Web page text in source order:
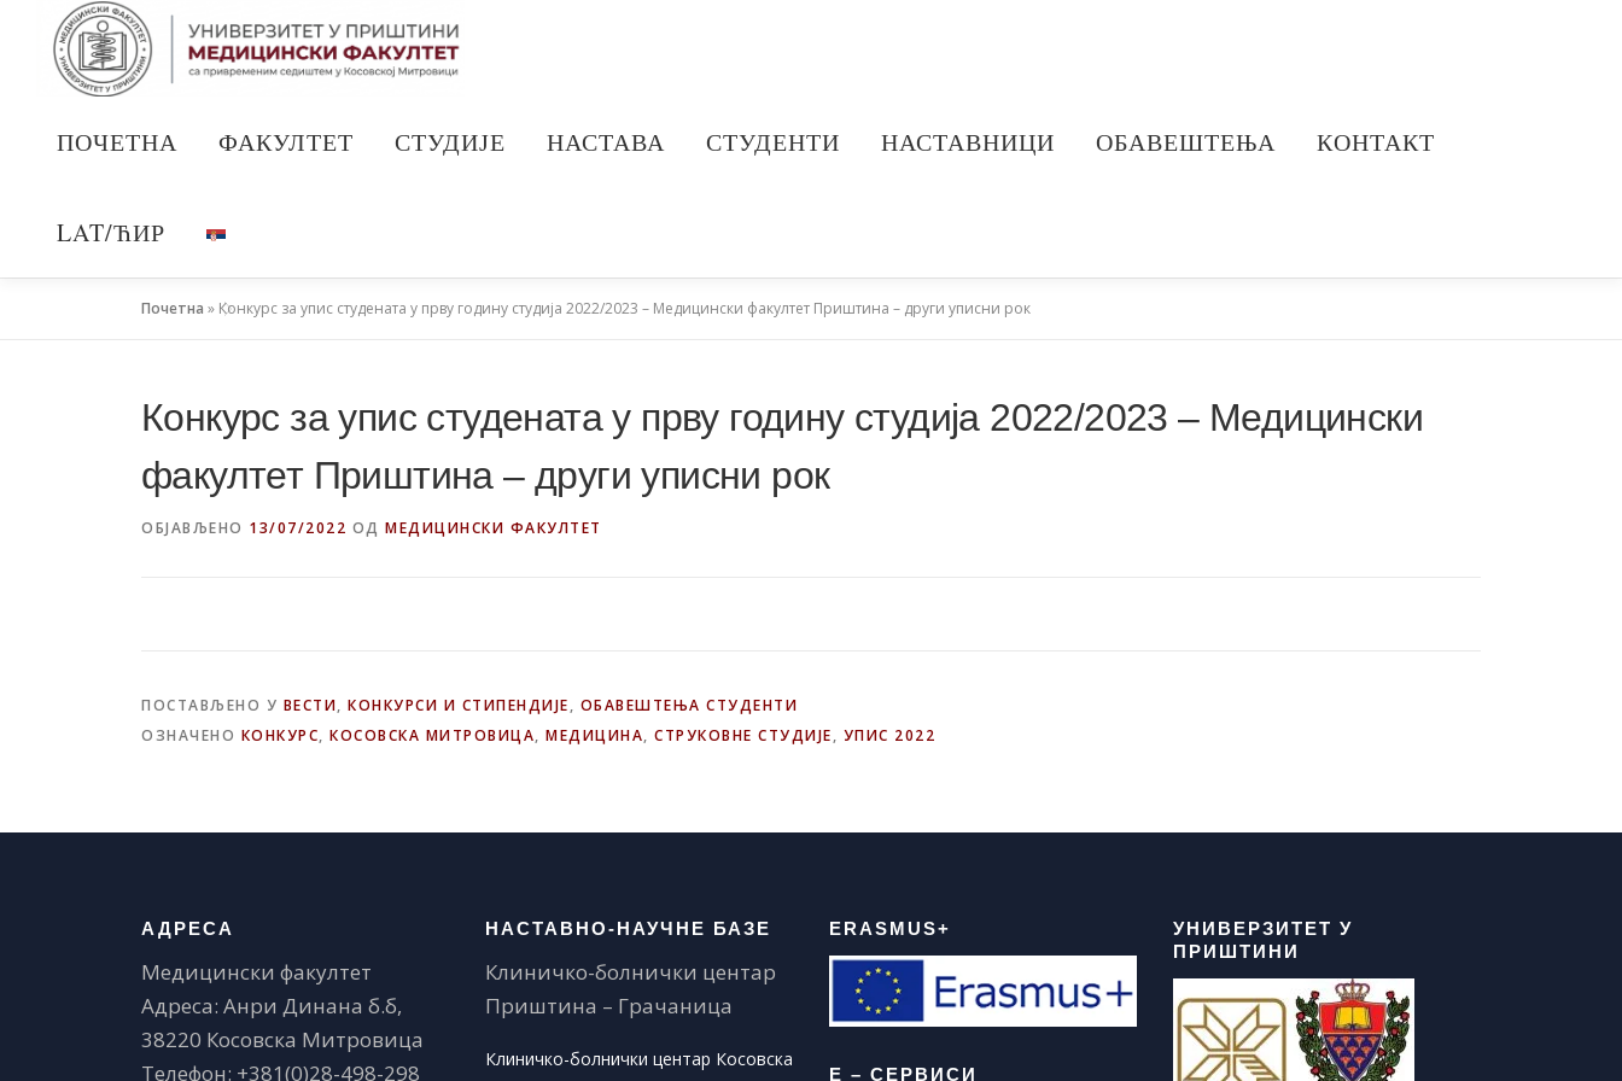
садржај
ПОЧЕТНА ФАКУЛТЕТ СТУДИЈЕ НАСТАВА СТУДЕНТИ НАСТАВНИЦИ ОБАВЕШТЕЊА КОНТАКТ
LAT/ЋИР
Почетна » Конкурс за упис студената у прву годину студија 2022/2023 – Медицински факултет Приштина – други уписни рок
Конкурс за упис студената у прву годину студија 2022/2023 – Медицински
факултет Приштина – други уписни рок
ОБЈАВЉЕНО 13/07/2022 ОД МЕДИЦИНСКИ ФАКУЛТЕТ
ПОСТАВЉЕНО У ВЕСТИ, КОНКУРСИ И СТИПЕНДИЈЕ, ОБАВЕШТЕЊА СТУДЕНТИ
ОЗНАЧЕНО КОНКУРС, КОСОВСКА МИТРОВИЦА, МЕДИЦИНА, СТРУКОВНЕ СТУДИЈЕ, УПИС 2022
АДРЕСА
Медицински факултет
Адреса: Анри Динана б.б,
38220 Косовска Митровица
Телефон: +381(0)28-498-298
НАСТАВНО-НАУЧНЕ БАЗЕ
Клиничко-болнички центар
Приштина – Грачаница
Клиничко-болнички центар Косовска
ERASMUS+
Е – СЕРВИСИ
УНИВЕРЗИТЕТ У
ПРИШТИНИ